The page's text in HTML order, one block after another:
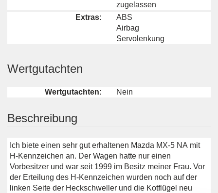
zugelassen
Extras:
ABS
Airbag
Servolenkung
Wertgutachten
Wertgutachten: Nein
Beschreibung
Ich biete einen sehr gut erhaltenen Mazda MX-5 NA mit
H-Kennzeichen an. Der Wagen hatte nur einen
Vorbesitzer und war seit 1999 im Besitz meiner Frau. Vor
der Erteilung des H-Kennzeichen wurden noch auf der
linken Seite der Heckschweller und die Kotflügel neu